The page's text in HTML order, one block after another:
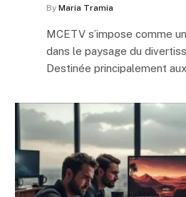
By Maria Tramia
MCETV s’impose comme
dans le paysage du
Destinée principalement